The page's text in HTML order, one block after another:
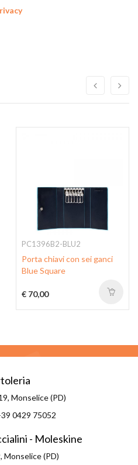
PC1396B2-BLU2
Porta chiavi con sei ganci
Blue Square
€ 70,00
Monselice (PD)
0429 75052
- Moleskine
Monselice (PD)